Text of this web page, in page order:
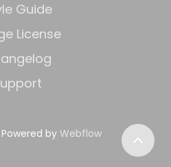
Guide
License
by Webflow